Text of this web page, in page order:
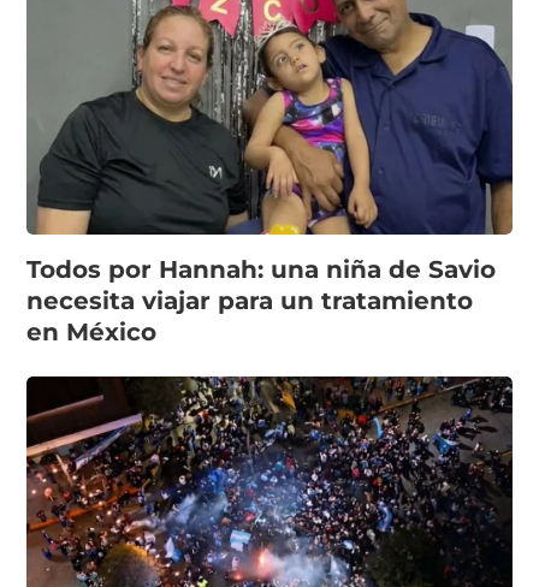
Todos por Hannah: una niña de Savio
necesita viajar para un tratamiento
en México